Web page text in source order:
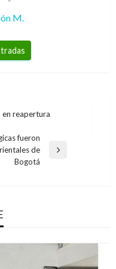
M.
reapertura
fueron
de
Bogotá